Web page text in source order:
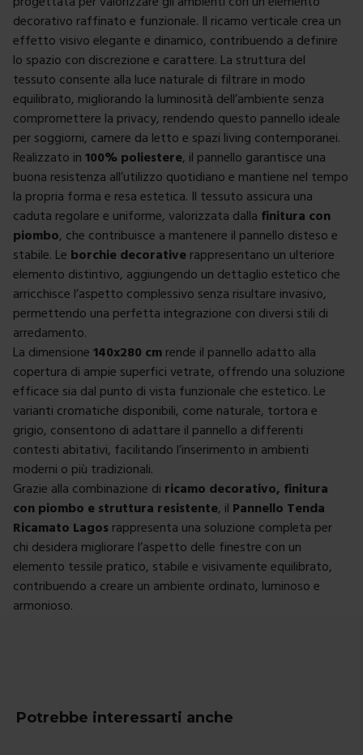
decorativo raffinato e funzionale. Il ricamo verticale crea un
effetto visivo elegante e dinamico, contribuendo a definire
lo spazio con discrezione e carattere. La struttura del
tessuto consente alla luce naturale di filtrare in modo
equilibrato, migliorando la luminosità dell’ambiente senza
compromettere la privacy, rendendo questo pannello ideale
per soggiorni, camere da letto e spazi living contemporanei.
Realizzato in 100% poliestere, il pannello garantisce una
buona resistenza all’utilizzo quotidiano e mantiene nel tempo
la propria forma e resa estetica. Il tessuto assicura una
caduta regolare e uniforme, valorizzata dalla finitura con
piombo, che contribuisce a mantenere il pannello disteso e
stabile. Le borchie decorative rappresentano un ulteriore
elemento distintivo, aggiungendo un dettaglio estetico che
arricchisce l’aspetto complessivo senza risultare invasivo,
permettendo una perfetta integrazione con diversi stili di
arredamento.
La dimensione 140x280 cm rende il pannello adatto alla
copertura di ampie superfici vetrate, offrendo una soluzione
efficace sia dal punto di vista funzionale che estetico. Le
varianti cromatiche disponibili, come naturale, tortora e
grigio, consentono di adattare il pannello a differenti
contesti abitativi, facilitando l’inserimento in ambienti
moderni o più tradizionali.
Grazie alla combinazione di ricamo decorativo, finitura
con piombo e struttura resistente, il Pannello Tenda
Ricamato Lagos rappresenta una soluzione completa per
chi desidera migliorare l’aspetto delle finestre con un
elemento tessile pratico, stabile e visivamente equilibrato,
contribuendo a creare un ambiente ordinato, luminoso e
armonioso.
Potrebbe interessarti anche